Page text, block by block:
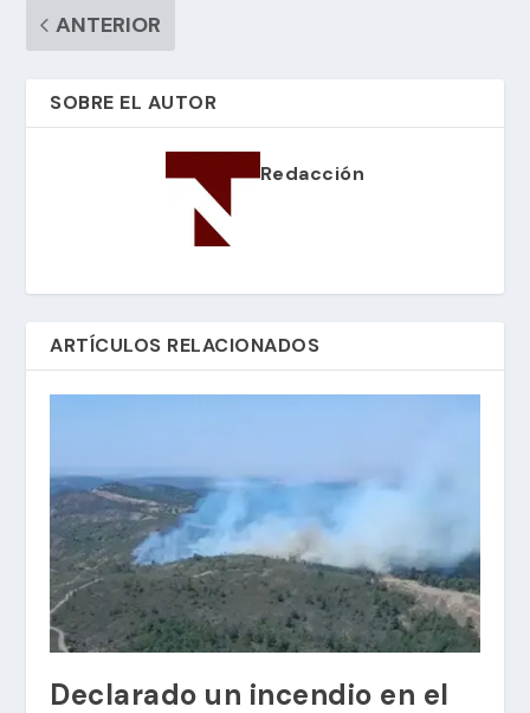
ANTERIOR
SOBRE EL AUTOR
Redacción
ARTÍCULOS RELACIONADOS
Declarado un incendio en el